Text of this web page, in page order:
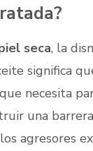
seca, la
significa
necesita
una
agresores